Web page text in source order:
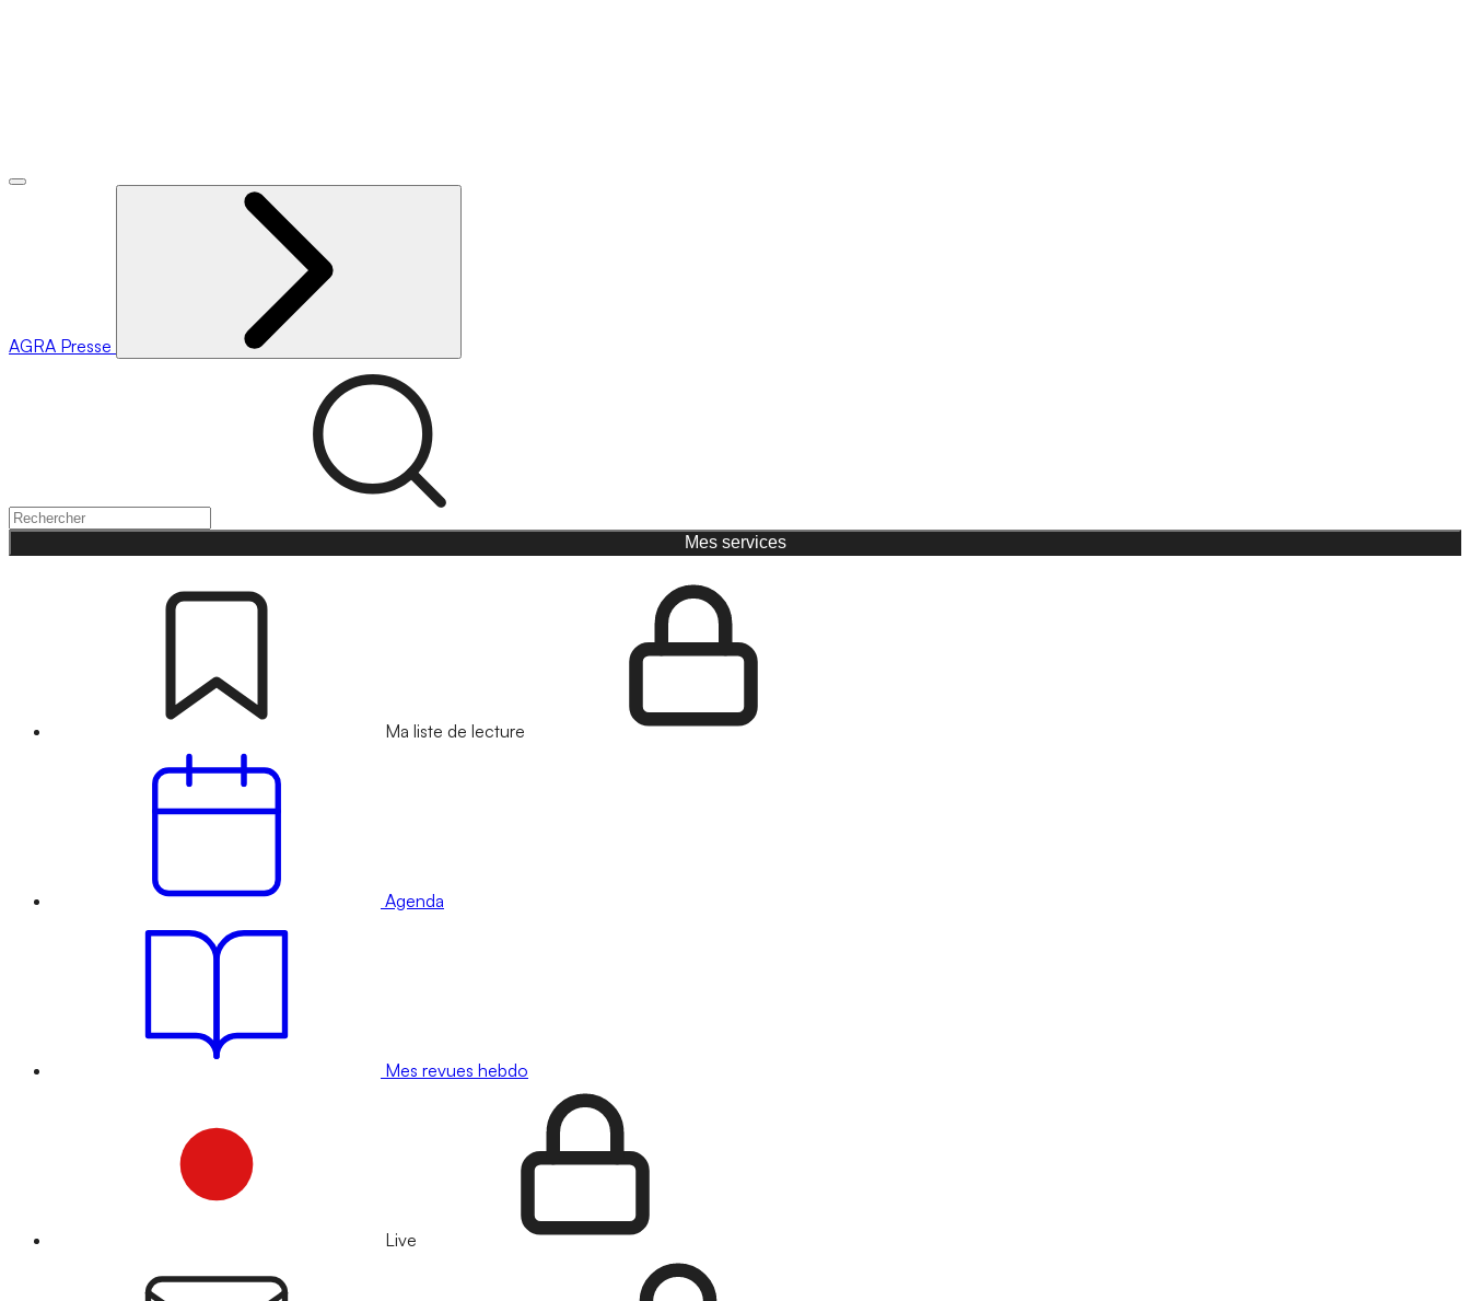
AGRA Presse
Mes services
Ma liste de lecture
Agenda
Mes revues hebdo
Live